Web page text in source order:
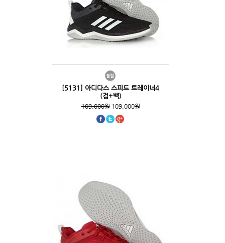
[5131] 아디다스 스피드 트레이너4
(검+백)
109,000원109,000원